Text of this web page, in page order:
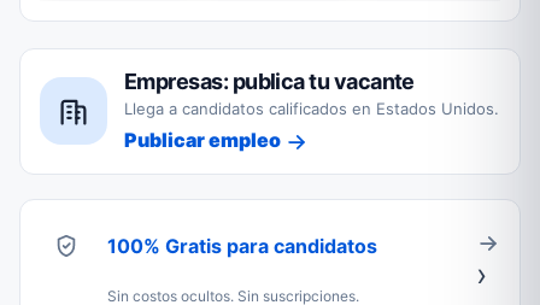
Empresas: publica tu vacante
Llega a candidatos calificados en Estados Unidos.
Publicar empleo
100% Gratis para candidatos
Sin costos ocultos. Sin suscripciones.